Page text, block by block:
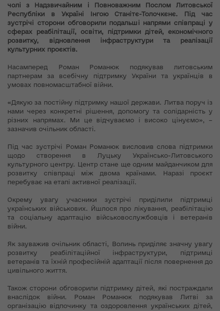
чолі з Надзвичайним і Повноважним Послом Литовської
Республіки в Україні Інгою Станітє-Толочкєнє. Під час
зустрічі сторони обговорили подальші напрями співпраці у
сферах реабілітації, освіти, підтримки дітей, економічного
розвитку, відновлення інфраструктури та реалізації
культурних проєктів.
Насамперед Роман Романюк подякував литовським
партнерам за всебічну підтримку України та українців в
умовах повномасштабної війни.
«Дякую за постійну підтримку нашої держави. Литва поруч із
нами через конкретні рішення, допомогу та солідарність у
різних напрямах. Ми це відчуваємо і високо цінуємо», –
зазначив очільник області.
Під час зустрічі Роман Романюк висловив слова підтримки
щодо створення в Луцьку Українсько-Литовського
культурного центру. Центр стане ще одним майданчиком для
розвитку співпраці між двома країнами. Наразі проєкт
перебуває на етапі активної реалізації.
Окрему увагу учасники зустрічі приділили підтримці
українських військових. Йшлося про лікування, реабілітацію
та соціальну адаптацію військовослужбовців і ветеранів
війни.
Як зауважив очільник області, Волинь приділяє значну увагу
розвитку реабілітаційної інфраструктури, підтримці
ветеранів та їхній професійній адаптації після повернення до
цивільного життя.
Також сторони обговорили підтримку дітей, які постраждали
внаслідок війни. Роман Романюк подякував Литві за
організацію відпочинку та оздоровлення українських дітей,